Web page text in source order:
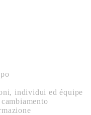
individui ed équipe